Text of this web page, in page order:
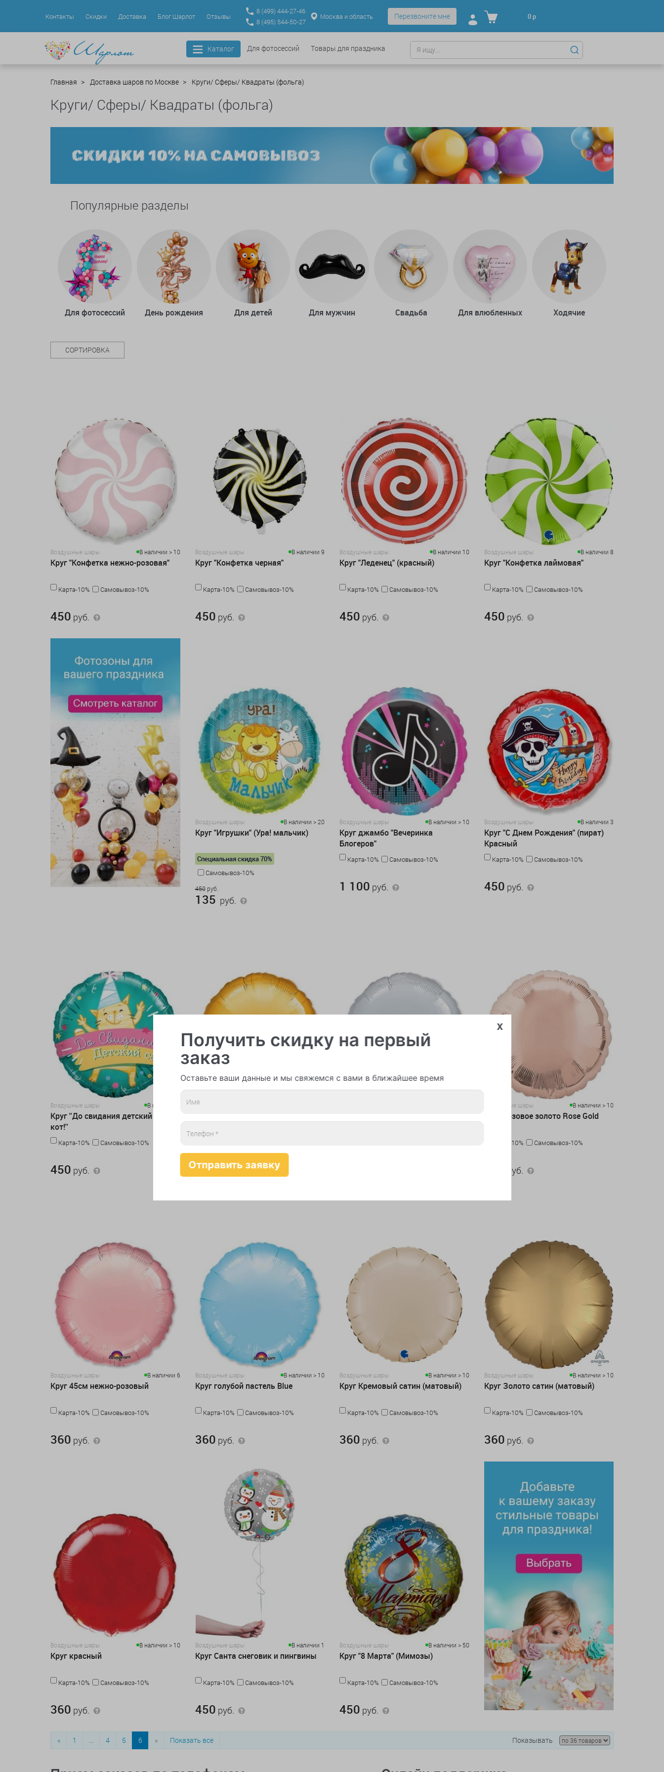
Контакты Скидки Доставка Блог Шарлот Отзывы
8 (499) 444-27-46
8 (495) 544-50-27
Москва и область Перезвоните мне 0р
Каталог Для фотосессий Товары для праздника
Главная Доставка шаров по Москве Круги/ Сферы/ Квадраты (фольга)
Круги/ Сферы/ Квадраты (фольга)
Популярные разделы
Для фотосессий День рождения Для детей Для мужчин Свадьба Для влюбленных Ходячие
СОРТИРОВКА
Воздушные шары В наличии > 10
Круг "Конфетка нежно-розовая"
Карта-10%
Самовывоз-10%
450 руб.
Воздушные шары В наличии 9
Круг "Конфетка черная"
Карта-10%
Самовывоз-10%
450 руб.
Воздушные шары В наличии 10
Круг "Леденец" (красный)
Карта-10%
Самовывоз-10%
450 руб.
Воздушные шары В наличии 8
Круг "Конфетка лаймовая"
Карта-10%
Самовывоз-10%
450 руб.
Воздушные шары В наличии > 20
Круг "Игрушки" (Ура! мальчик)
Специальная скидка 70%
Самовывоз-10%
450руб.
135 руб.
Воздушные шары В наличии > 10
Круг джамбо "Вечеринка
Блогеров"
Карта-10%
Самовывоз-10%
1 100 руб.
Воздушные шары В наличии 3
Круг "С Днем Рождения" (пират)
Красный
Карта-10%
Самовывоз-10%
450 руб.
Воздушные шары В наличии 4
Круг ''До свидания детский сад,
кот!''
Карта-10%
Самовывоз-10%
450 руб.
Воздушные шары
360руб.
Воздушные шары В наличии > 10
Круг розовое золото Rose Gold
Карта-10%
Самовывоз-10%
руб.
Воздушные шары В наличии 6
Круг 45см нежно-розовый
Карта-10%
Самовывоз-10%
360 руб.
Воздушные шары В наличии > 10
Круг голубой пастель Blue
Карта-10%
Самовывоз-10%
360 руб.
Воздушные шары В наличии > 10
Круг Кремовый сатин (матовый)
Карта-10%
Самовывоз-10%
360 руб.
Воздушные шары В наличии > 10
Круг Золото сатин (матовый)
Карта-10%
Самовывоз-10%
360 руб.
Воздушные шары В наличии > 10
Круг красный
Карта-10%
Самовывоз-10%
360 руб.
Воздушные шары В наличии 1
Круг Санта снеговик и пингвины
Карта-10%
Самовывоз-10%
450 руб.
Воздушные шары В наличии > 50
Круг "8 Марта" (Мимозы)
Карта-10%
Самовывоз-10%
450 руб.
« 1 4 5 6 » Показать все Показывать
x
Получить скидку на первый
заказ
Оставьте ваши данные и мы свяжемся с вами в ближайшее время